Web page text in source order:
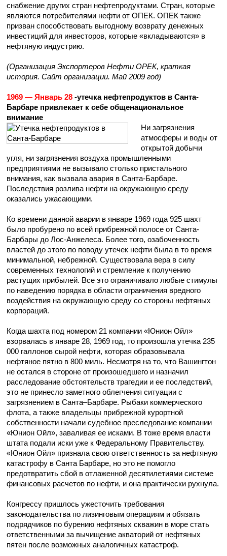
снабжение других стран нефтепродуктами. Стран, которые
являются потребителями нефти от ОПЕК. ОПЕК также
призван способствовать выгодному возврату денежных
инвестиций для инвесторов, которые «вкладываются» в
нефтяную индустрию.
(Организация Экспортеров Нефти ОРЕК, краткая
история. Сайт организации. Май 2009 год)
1969 — Январь 28 -утечка нефтепродуктов в Санта-
Барбаре привлекает к себе общенациональное
внимание
Ни загрязнения
атмосферы и воды от
открытой добычи
угля, ни загрязнения воздуха промышленными
предприятиями не вызывало столько пристального
внимания, как вызвала авария в Санта-Барбаре.
Последствия розлива нефти на окружающую среду
оказались ужасающими.
Ко времени данной аварии в январе 1969 года 925 шахт
было пробурено по всей прибрежной полосе от Санта-
Барбары до Лос-Анжелеса. Более того, озабоченность
властей до этого по поводу утечек нефти была в то время
минимальной, небрежной. Существовала вера в силу
современных технологий и стремление к получению
растущих прибылей. Все это ограничивало любые стимулы
по наведению порядка в области ограничения вредного
воздействия на окружающую среду со стороны нефтяных
корпораций.
Когда шахта под номером 21 компании «Юнион Ойл»
взорвалась в январе 28, 1969 год, то произошла утечка 235
000 галлонов сырой нефти, которая образовывала
нефтяное пятно в 800 миль. Несмотря на то, что Вашингтон
не остался в стороне от произошедшего и назначил
расследование обстоятельств трагедии и ее последствий,
это не принесло заметного облегчения ситуации с
загрязнением в Санта–Барбаре. Рыбаки коммерческого
флота, а также владельцы прибрежной курортной
собственности начали судебное преследование компании
«Юнион Ойл», заваливая ее исками. В тоже время власти
штата подали иски уже к Федеральному Правительству.
«Юнион Ойл» признала свою ответственность за нефтяную
катастрофу в Санта Барбаре, но это не помогло
предотвратить сбой в отлаженной десятилетиями системе
финансовых расчетов по нефти, и она практически рухнула.
Конгрессу пришлось ужесточить требования
законодательства по лизинговым операциям и обязать
подрядчиков по бурению нефтяных скважин в море стать
ответственными за вычищение акваторий от нефтяных
пятен после возможных аналогичных катастроф.